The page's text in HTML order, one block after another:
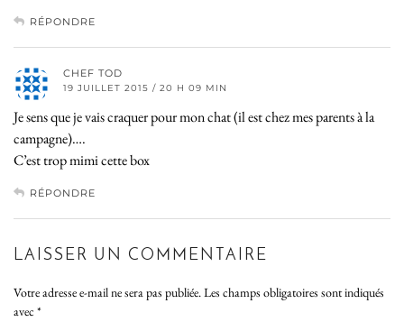
RÉPONDRE
CHEF TOD
19 JUILLET 2015 / 20 H 09 MIN
Je sens que je vais craquer pour mon chat (il est chez mes parents à la
campagne)….
C’est trop mimi cette box
RÉPONDRE
LAISSER UN COMMENTAIRE
Votre adresse e-mail ne sera pas publiée.Les champs obligatoires sont indiqués
avec *